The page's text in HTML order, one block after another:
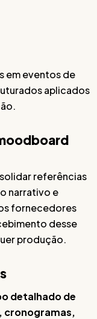
em eventos de
aplicados
referências
narrativo e
fornecedores
desse
produção.
detalhado de
cronogramas,